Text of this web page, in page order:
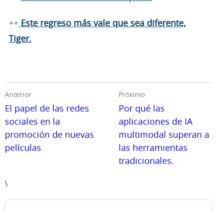
++ Este regreso más vale que sea diferente,
Tiger.
Anterior
El papel de las redes
sociales en la
promoción de nuevas
películas
Próximo
Por qué las
aplicaciones de IA
multimodal superan a
las herramientas
tradicionales.
\